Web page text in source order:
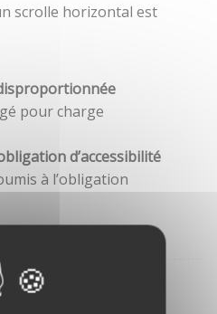
scrolle horizontal est
pour charge
d’accessibilité
à l’obligation
déclaration